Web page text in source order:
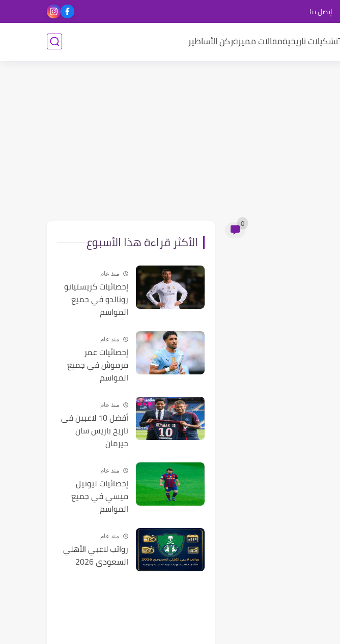
إتصل بنا
تشكيلات تاريخيةمقالات مميزةركن الأساطير
0
الأكثر قراءة هذا الأسبوع
منذ عام
إحصائيات كريستيانو
رونالدو في جميع
المواسم
منذ عام
إحصائيات عمر
مرموش في جميع
المواسم
منذ عام
أفضل 10 لاعبين في
تاريخ باريس سان
جيرمان
منذ عام
إحصائيات ليونيل
ميسي في جميع
المواسم
منذ عام
رواتب لاعبي الأهلي
السعودي 2026